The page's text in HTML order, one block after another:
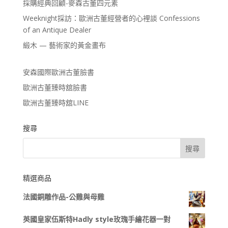
採購經典回顧-麥森古董四元素
Weeknight採訪：歐洲古董經營者的心裡談 Confessions
of an Antique Dealer
緞木 — 藝術家的黃金畫布
安森國際歐洲古董臉書
歐洲古董臻時舘臉書
歐洲古董臻時舘LINE
搜尋
精選商品
法國銅雕作品-公雞與母雞
英國皇家伍斯特Hadly style玫瑰手繪花器一對